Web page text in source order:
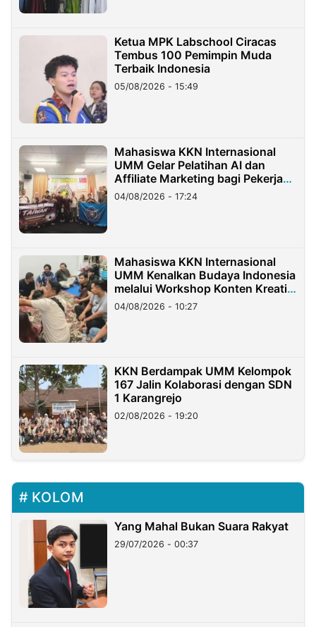
Ketua MPK Labschool Ciracas
Tembus 100 Pemimpin Muda
Terbaik Indonesia
05/08/2026 - 15:49
Mahasiswa KKN Internasional
UMM Gelar Pelatihan AI dan
Affiliate Marketing bagi Pekerja
Migran Indonesia di Taiwan
04/08/2026 - 17:24
Mahasiswa KKN Internasional
UMM Kenalkan Budaya Indonesia
melalui Workshop Konten Kreatif
di Taiwan
04/08/2026 - 10:27
KKN Berdampak UMM Kelompok
167 Jalin Kolaborasi dengan SDN
1 Karangrejo
02/08/2026 - 19:20
KOLOM
Yang Mahal Bukan Suara Rakyat
29/07/2026 - 00:37